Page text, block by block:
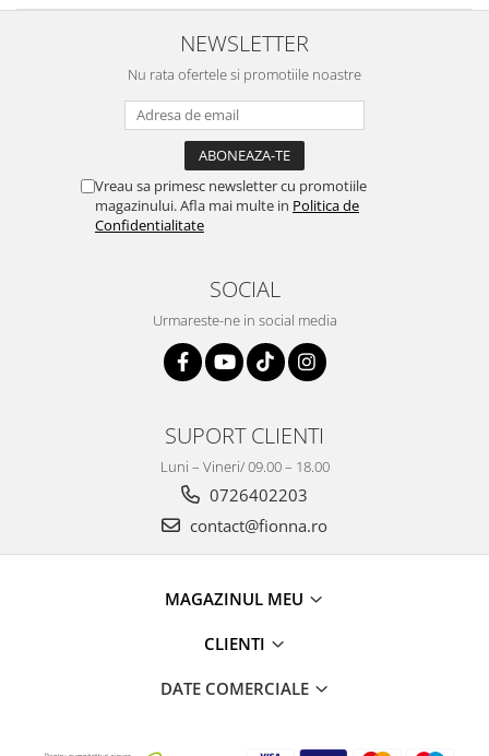
NEWSLETTER
Nu rata ofertele si promotiile noastre
Vreau sa primesc newsletter cu promotiile
magazinului. Afla mai multe in Politica de
Confidentialitate
SOCIAL
Urmareste-ne in social media
SUPORT CLIENTI
Luni – Vineri/ 09.00 – 18.00
0726402203
contact@fionna.ro
MAGAZINUL MEU
CLIENTI
DATE COMERCIALE